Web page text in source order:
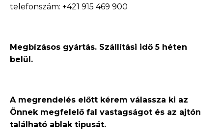
telefonszám: +421 915 469 900
Megbízásos gyártás. Szállítási idő 5 héten
belül.
A megrendelés előtt kérem válassza ki az
Önnek megfelelő fal vastagságot és az ajtón
található ablak tipusát.